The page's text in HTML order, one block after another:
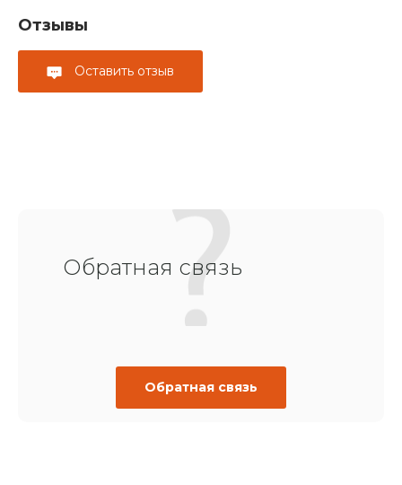
Отзывы
Оставить отзыв
Обратная связь
Обратная связь